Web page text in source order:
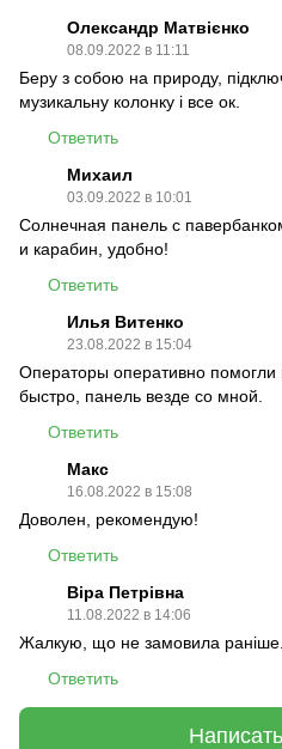
Олександр Матвієнко
08.09.2022 в 11:11
Беру з собою на природу,
музикальну колонку і все ок.
Ответить
Михаил
03.09.2022 в 10:01
Солнечная панель с
и карабин, удобно!
Ответить
Илья Витенко
23.08.2022 в 15:04
Операторы оперативно помогли
быстро, панель везде со мной.
Ответить
Макс
16.08.2022 в 15:08
Доволен, рекомендую!
Ответить
Віра Петрівна
11.08.2022 в 14:06
Жалкую, що не замовила раніше.
Ответить